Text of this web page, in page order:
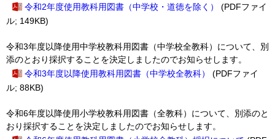
令和2年度使用教科用図書（中学校・道徳を除く）
(PDFファイ
ル; 149KB)
令和3年度以降使用中学校教科用図書（中学校全教科）について、別
添のとおり採択することを決定しましたのでお知らせします。
令和3年度以降使用教科用図書（中学校全教科）
(PDFファイ
ル; 88KB)
令和6年度以降使用小学校教科用図書（全教科）について、別添のと
おり採択することを決定しましたのでお知らせします。